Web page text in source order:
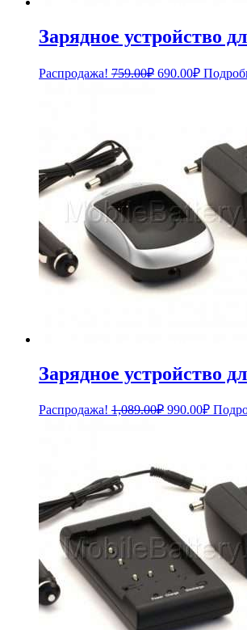
Зарядное устройство
Распродажа! 759.00₽ Первоначальная
690.00₽Текущая
цена:
Зарядное устройство
Распродажа! 1,089.00₽ 990.00₽